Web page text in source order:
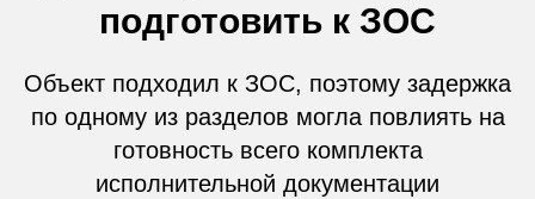
подготовить к ЗОС
Объект подходил к ЗОС, поэтому задержка
по одному из разделов могла повлиять на
готовность всего комплекта
исполнительной документации